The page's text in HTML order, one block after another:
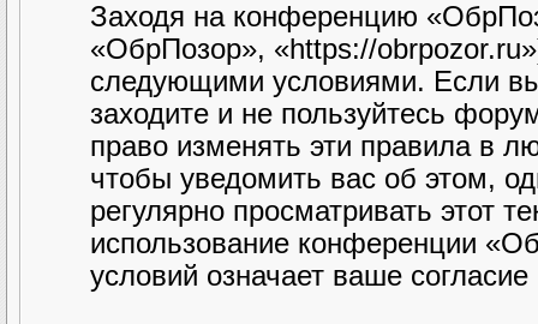
Заходя на конференцию
«ОбрПозор», «https://
следующими условиями. Если
заходите и не пользуйтесь
право изменять эти правила в
чтобы уведомить вас об этом,
регулярно просматривать этот
использование конференции
условий означает ваше